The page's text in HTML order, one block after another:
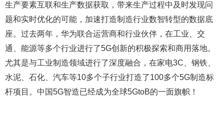
生产要素互联和生产数据获取，带来生产过程中及时发现问
题和实时优化的可能，加速打造制造行业数智转型的数据底
座。过去两年，华为联合运营商和行业伙伴，在工业、交
通、能源等多个行业进行了5G创新的积极探索和商用落地。
尤其是与工业制造领域进行了深度融合，在家电3C、钢铁、
水泥、石化、汽车等10多个子行业打造了100多个5G制造标
杆项目。中国5G智造已经成为全球5GtoB的一面旗帜！